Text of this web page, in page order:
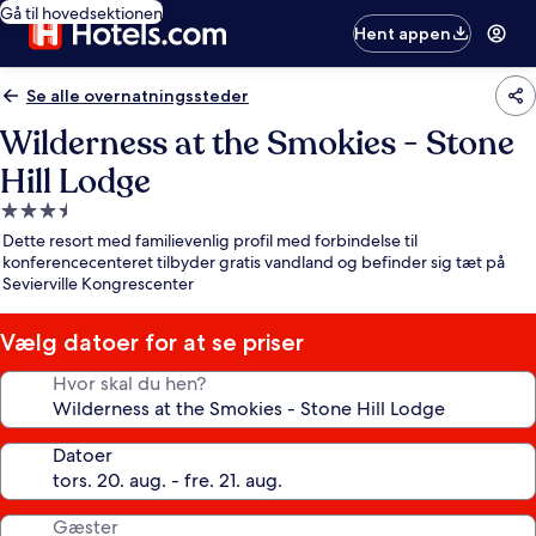
Gå til hovedsektionen
Hent appen
Se alle overnatningssteder
Wilderness at the Smokies - Stone
Hill Lodge
3.5-
stjernet
overnatningssted
Dette resort med familievenlig profil med forbindelse til
konferencecenteret tilbyder gratis vandland og befinder sig tæt på
Sevierville Kongrescenter
Vælg datoer for at se priser
Hvor skal du hen?
Datoer
Gæster